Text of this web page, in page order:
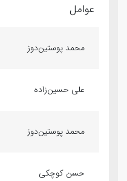
عوامل
محمد پوستین‌دوز
علی حسین‌زاده
محمد پوستین‌دوز
حسن کوچکی